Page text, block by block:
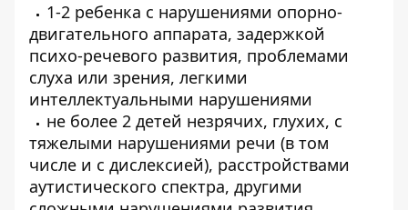
1-2 ребенка с нарушениями опорно-
двигательного аппарата, задержкой
психо-речевого развития, проблемами
слуха или зрения, легкими
интеллектуальными нарушениями
не более 2 детей незрячих, глухих, с
тяжелыми нарушениями речи (в том
числе и с дислексией), расстройствами
аутистического спектра, другими